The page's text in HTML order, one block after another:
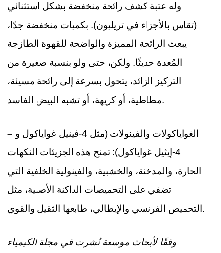
وله عتبة كشف رائحة منخفضة بشكل استثنائي
(تقاس بالأجزاء في تريليون). بكميات منخفضة جدًا،
يبعث الرائحة المميزة والواضحة للقهوة الطازجة
المُعدة حديثًا. ولكن، حتى ولو بنسبة صغيرة من
التركيز الزائد، يتحول بسرعة إلى رائحة مسيئة،
مطاطية، أو كريهة، أو تشبه البيض الفاسد.
– الغواياكولات والفينولات (مثل 4-فينيل غواياكول و
4-إيثيل غواياكول): تمنح هذه الجزيئات النكهات
الحارة، والمدخنة، والخشبية، والفينولية الخلفية التي
تضفي على التحميصات الداكنة الأصلية، مثل
التحميص الفرنسي والإيطالي، طابعها الثقيل والقوي.
وفقًا لأبحاث موسعة نُشرت في مجلة الكيمياء